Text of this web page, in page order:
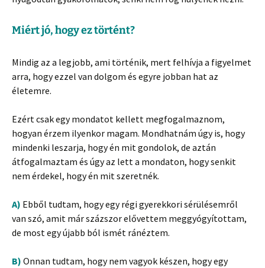
Miért jó, hogy ez történt?
Mindig az a legjobb, ami történik, mert felhívja a figyelmet
arra, hogy ezzel van dolgom és egyre jobban hat az
életemre.
Ezért csak egy mondatot kellett megfogalmaznom,
hogyan érzem ilyenkor magam. Mondhatnám úgy is, hogy
mindenki leszarja, hogy én mit gondolok, de aztán
átfogalmaztam és úgy az lett a mondaton, hogy senkit
nem érdekel, hogy én mit szeretnék.
A) Ebből tudtam, hogy egy régi gyerekkori sérülésemről
van szó, amit már százszor elővettem meggyógyítottam,
de most egy újabb ból ismét ránéztem.
B) Onnan tudtam, hogy nem vagyok készen, hogy egy